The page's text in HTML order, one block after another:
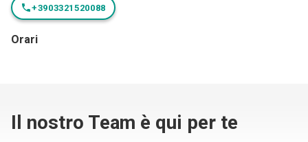
+3903321520088
Orari
Il nostro Team è qui per te